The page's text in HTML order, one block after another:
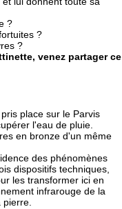
?
?
?
venez partager ce
place sur le Parvis
l'eau de pluie.
en bronze d'un même
des phénomènes
dispositifs techniques,
les transformer ici en
infrarouge de la
pierre.